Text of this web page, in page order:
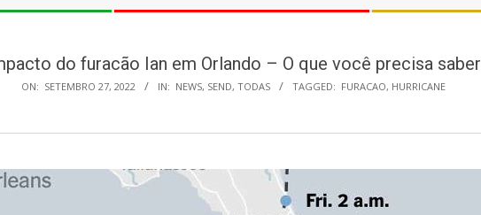
do furacão Ian em Orlando – O que você precisa saber
ON: SETEMBRO 27, 2022 IN: NEWS, SEND, TODAS TAGGED: FURACAO, HURRICANE